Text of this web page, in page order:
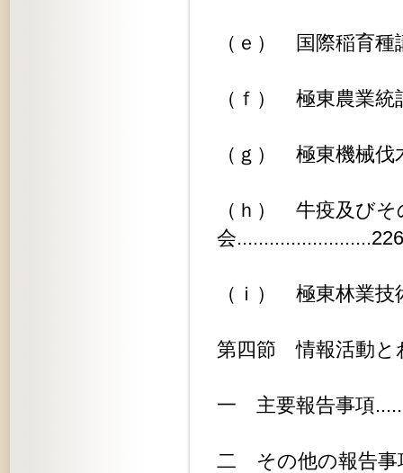
（ｅ） 国際稲育種
（ｆ） 極東農業統
（ｇ） 極東機械伐
（ｈ） 牛疫及び
会.........................226
（ｉ） 極東林業技
第四節 情報活動と
一 主要報告事項
二 その他の報告事